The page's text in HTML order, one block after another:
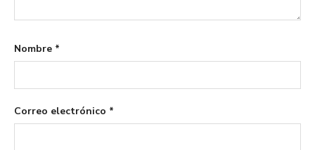
Nombre *
Correo electrónico *